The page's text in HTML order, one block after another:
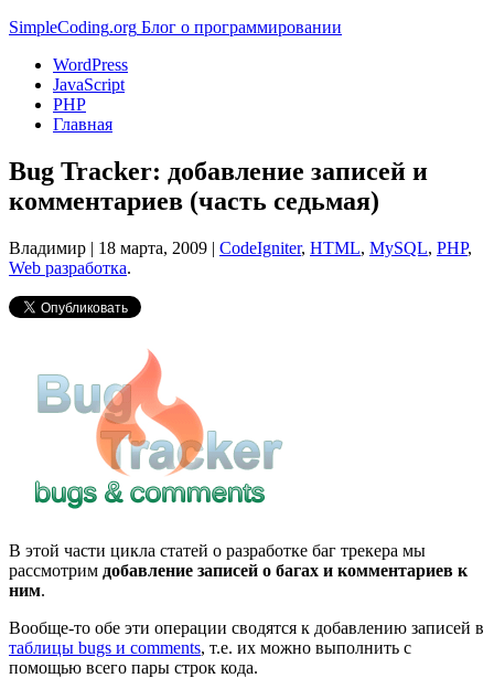
SimpleCoding.org Блог о программировании
WordPress
JavaScript
PHP
Главная
Bug Tracker: добавление записей и
комментариев (часть седьмая)
Владимир | 18 марта, 2009 | CodeIgniter, HTML, MySQL, PHP,
Web разработка.
В этой части цикла статей о разработке баг трекера мы
рассмотрим добавление записей о багах и комментариев к
ним.
Вообще-то обе эти операции сводятся к добавлению записей в
таблицы bugs и comments, т.е. их можно выполнить с
помощью всего пары строк кода.